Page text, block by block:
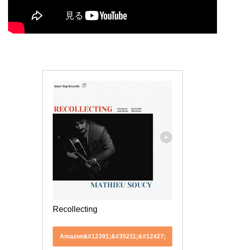
Recollecting
Amazon&#12391;&#35211;&#12427;